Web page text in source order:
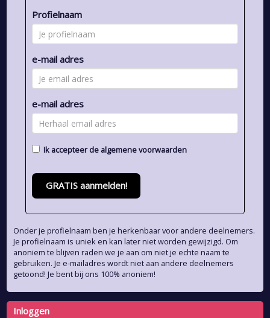
Profielnaam
e-mail adres
e-mail adres
Ik accepteer de algemene voorwaarden
GRATIS aanmelden!
Onder je profielnaam ben je herkenbaar voor andere deelnemers.
Je profielnaam is uniek en kan later niet worden gewijzigd. Om
anoniem te blijven raden we je aan om niet je echte naam te
gebruiken. Je e-mailadres wordt niet aan andere deelnemers
getoond! Je bent bij ons 100% anoniem!
Inloggen